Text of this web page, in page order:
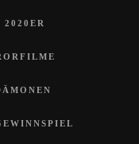
2020ER